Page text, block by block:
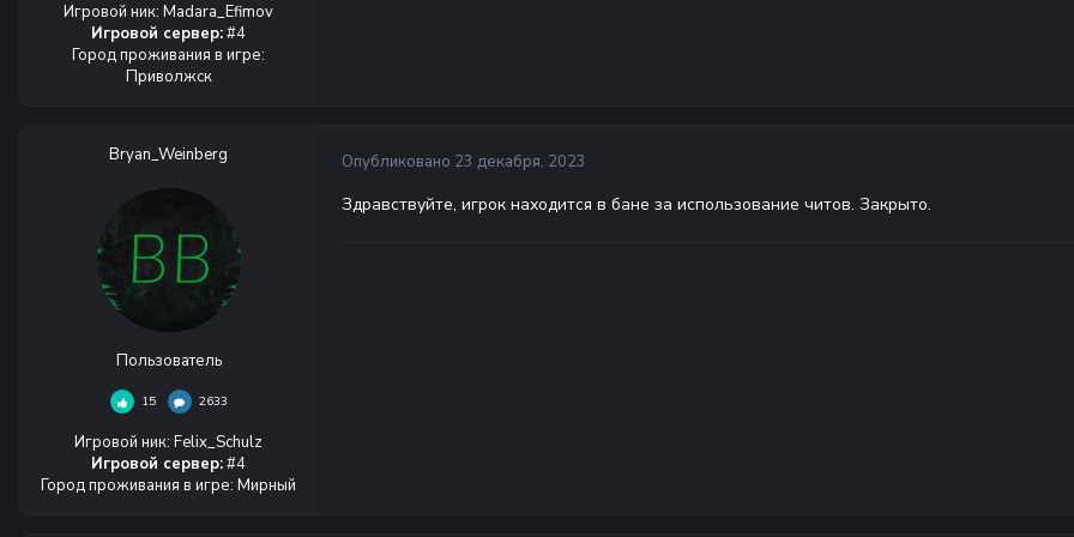
Игровой ник: Madara_Efimov
Игровой сервер:#4
Город проживания в игре:
Приволжск
Bryan_Weinberg
Пользователь
15 2633
Игровой ник: Felix_Schulz
Игровой сервер:#4
Город проживания в игре: Мирный
Опубликовано 23 декабря, 2023
Здравствуйте, игрок находится в бане за использование читов. Закрыто.